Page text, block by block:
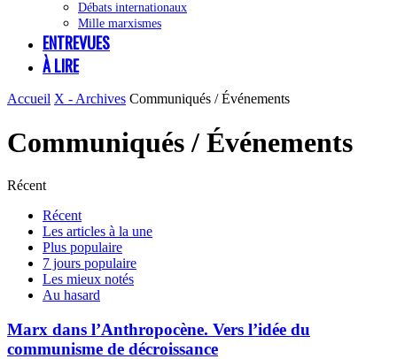
Débats internationaux
Mille marxismes
ENTREVUES
À LIRE
Accueil X - Archives Communiqués / Événements
Communiqués / Événements
Récent
Récent
Les articles à la une
Plus populaire
7 jours populaire
Les mieux notés
Au hasard
Marx dans l’Anthropocène. Vers l’idée du
communisme de décroissance